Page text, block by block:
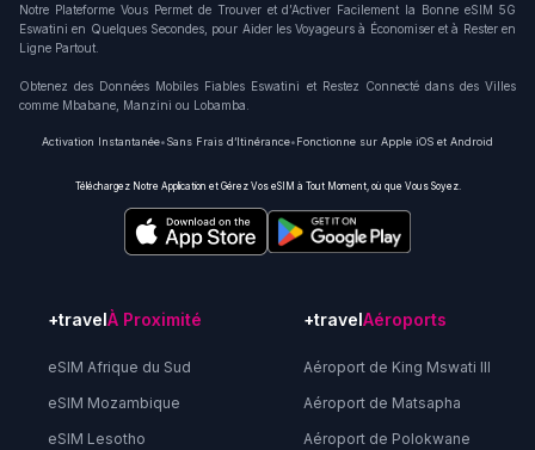
Notre Plateforme Vous Permet de Trouver et d’Activer Facilement la Bonne eSIM 5G
Eswatini en Quelques Secondes, pour Aider les Voyageurs à Économiser et à Rester en
Ligne Partout.
Obtenez des Données Mobiles Fiables Eswatini et Restez Connecté dans des Villes
comme Mbabane, Manzini ou Lobamba.
Activation Instantanée•Sans Frais d’Itinérance•Fonctionne sur Apple iOS et Android
Téléchargez Notre Application et Gérez Vos eSIM à Tout Moment, où que Vous Soyez.
+travelÀ Proximité
eSIM Afrique du Sud
eSIM Mozambique
eSIM Lesotho
+travelAéroports
Aéroport de King Mswati III
Aéroport de Matsapha
Aéroport de Polokwane